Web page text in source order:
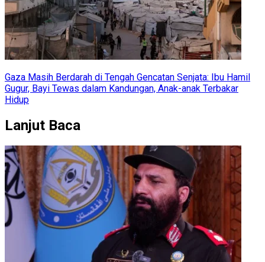
Gaza Masih Berdarah di Tengah Gencatan Senjata: Ibu Hamil
Gugur, Bayi Tewas dalam Kandungan, Anak-anak Terbakar
Hidup
Lanjut Baca